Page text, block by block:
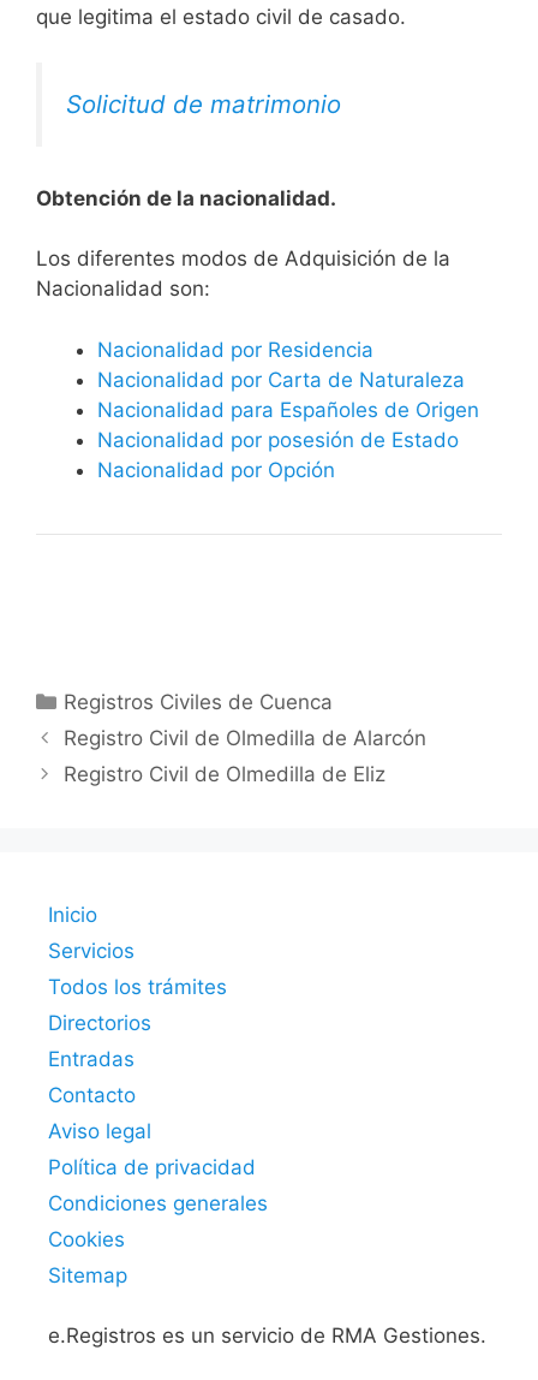
que legitima el estado civil de casado.
Solicitud de matrimonio
Obtención de la nacionalidad.
​​​Los diferentes modos de Adquisición de la
Nacionalidad son:
Nacionalidad por Residencia
Nacionalidad por Carta de Naturaleza
Nacionalidad para Españoles de Origen
Nacionalidad por posesión de Estado
Nacionalidad por Opción
Categorías
Registros Civiles de Cuenca
Registro Civil de Olmedilla de Alarcón
Registro Civil de Olmedilla de Eliz
Inicio
Servicios
Todos los trámites
Directorios
Entradas
Contacto
Aviso legal
Política de privacidad
Condiciones generales
Cookies
Sitemap
e.Registros es un servicio de RMA Gestiones.